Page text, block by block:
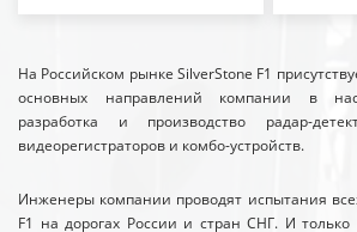
На Российском рынке SilverStone F1
основных направлений компании в
разработка и производство радар-
видеорегистраторов и комбо-устройств.
Инженеры компании проводят испытания
F1 на дорогах России и стран СНГ. И